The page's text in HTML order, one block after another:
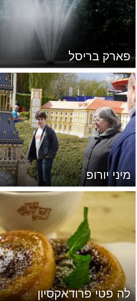
פארק בריסל
מיני יורופ
לה פטי פרודאקסיון